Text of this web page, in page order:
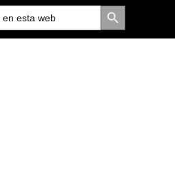
BOTÓN DE BÚSQUEDA